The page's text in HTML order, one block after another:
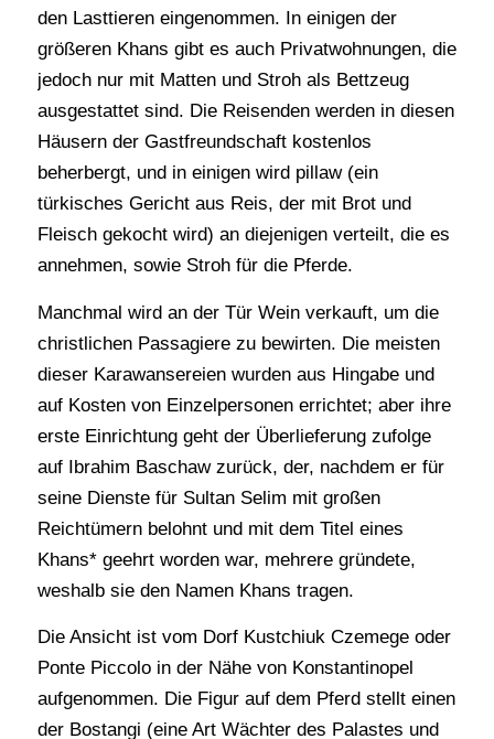
den Lasttieren eingenommen. In einigen der
größeren Khans gibt es auch Privatwohnungen, die
jedoch nur mit Matten und Stroh als Bettzeug
ausgestattet sind. Die Reisenden werden in diesen
Häusern der Gastfreundschaft kostenlos
beherbergt, und in einigen wird pillaw (ein
türkisches Gericht aus Reis, der mit Brot und
Fleisch gekocht wird) an diejenigen verteilt, die es
annehmen, sowie Stroh für die Pferde.
Manchmal wird an der Tür Wein verkauft, um die
christlichen Passagiere zu bewirten. Die meisten
dieser Karawansereien wurden aus Hingabe und
auf Kosten von Einzelpersonen errichtet; aber ihre
erste Einrichtung geht der Überlieferung zufolge
auf Ibrahim Baschaw zurück, der, nachdem er für
seine Dienste für Sultan Selim mit großen
Reichtümern belohnt und mit dem Titel eines
Khans* geehrt worden war, mehrere gründete,
weshalb sie den Namen Khans tragen.
Die Ansicht ist vom Dorf Kustchiuk Czemege oder
Ponte Piccolo in der Nähe von Konstantinopel
aufgenommen. Die Figur auf dem Pferd stellt einen
der Bostangi (eine Art Wächter des Palastes und